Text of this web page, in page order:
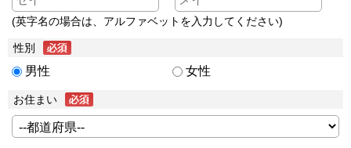
(英字名の場合は、アルファベットを入力してください)
性別
男性 女性
お住まい